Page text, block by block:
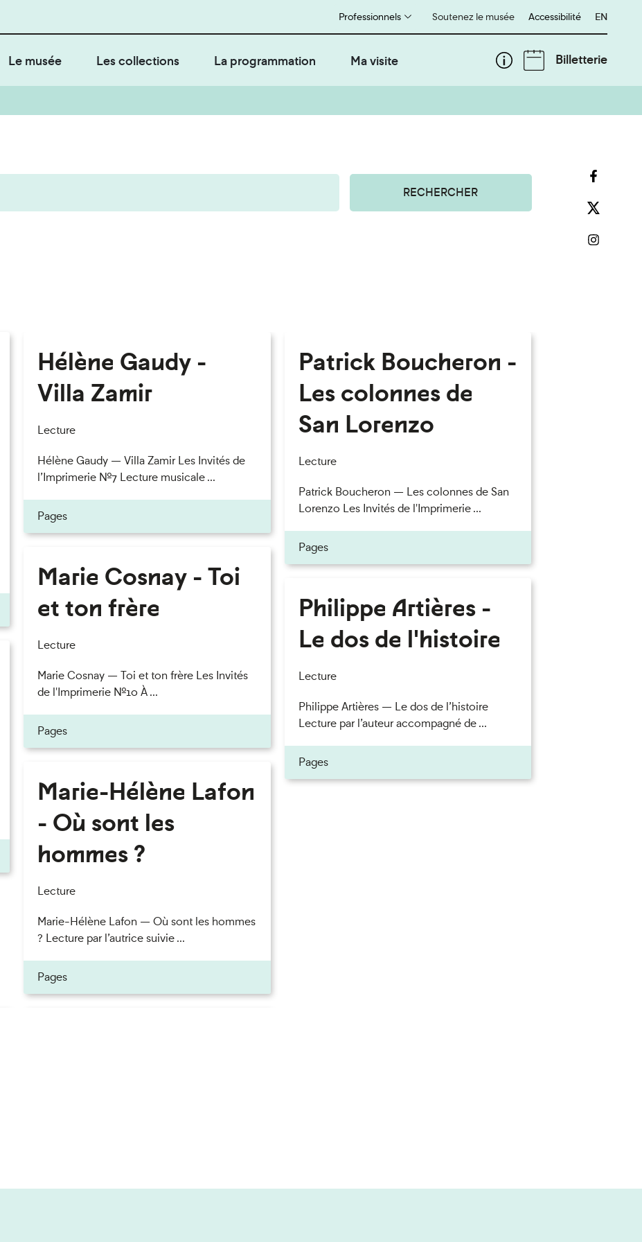
Soutenez le musée
Professionnels Accessibilité English
EN
Le musée Les collections La programmation Ma visite Billetterie
RECHERCHER
Hélène Gaudy -
Villa Zamir
Lecture
Hélène Gaudy — Villa Zamir Les Invités de
l’Imprimerie n°7 Lecture musicale ...
Pages
Marie Cosnay - Toi
et ton frère
Lecture
Marie Cosnay — Toi et ton frère Les Invités
de l'Imprimerie n°10 À ...
Pages
Marie-Hélène Lafon
- Où sont les
hommes ?
Lecture
Marie-Hélène Lafon — Où sont les hommes
? Lecture par l’autrice suivie ...
Pages
Patrick Boucheron -
Les colonnes de
San Lorenzo
Lecture
Patrick Boucheron — Les colonnes de San
Lorenzo Les Invités de l'Imprimerie ...
Pages
Philippe Artières -
Le dos de l'histoire
Lecture
Philippe Artières — Le dos de l’histoire
Lecture par l’auteur accompagné de ...
Pages
des cookies